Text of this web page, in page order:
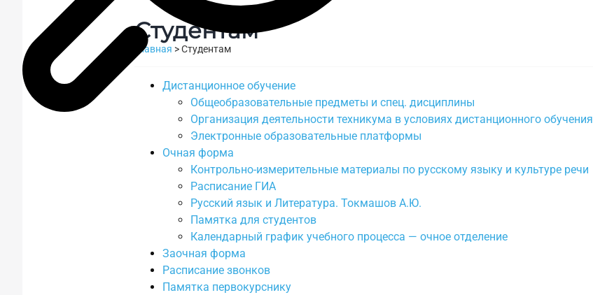
Студентам
Главная >Студентам
Дистанционное обучение
Общеобразовательные предметы и спец. дисциплины
Организация деятельности техникума в условиях дистанционного обучения
Электронные образовательные платформы
Очная форма
Контрольно-измерительные материалы по русскому языку и культуре речи
Расписание ГИА
Русский язык и Литература. Токмашов А.Ю.
Памятка для студентов
Календарный график учебного процесса — очное отделение
Заочная форма
Расписание звонков
Памятка первокурснику